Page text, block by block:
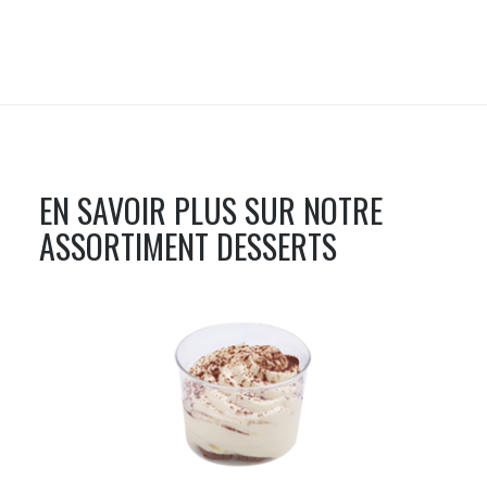
EN SAVOIR PLUS SUR NOTRE
ASSORTIMENT DESSERTS